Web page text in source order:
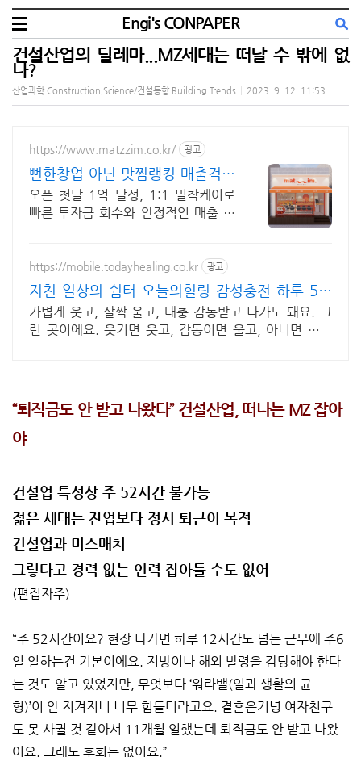
Engi's CONPAPER
건설산업의 딜레마...MZ세대는 떠날 수 밖에 없
나?
산업과학 Construction,Science/건설동향 Building Trends 2023. 9. 12. 11:53
https://www.matzzim.co.kr/ 광고
뻔한창업 아닌 맛찜랭킹 매출걱정
NO고수익 소자본창업
오픈 첫달 1억 달성, 1:1 밀착케어로
빠른 투자금 회수와 안정적인 매출 상
https://mobile.todayhealing.co.kr 광고
지친 일상의 쉼터 오늘의힐링 감성충전 하루 5분
힐링타임
가볍게 웃고, 살짝 울고, 대충 감동받고 나가도 돼요. 그
런 곳이에요. 웃기면 웃고, 감동이면 울고, 아니면 그냥
“퇴직금도 안 받고 나왔다” 건설산업, 떠나는 MZ 잡아
야
건설업 특성상 주 52시간 불가능
젊은 세대는 잔업보다 정시 퇴근이 목적
건설업과 미스매치
그렇다고 경력 없는 인력 잡아둘 수도 없어
(편집자주)
“주 52시간이요? 현장 나가면 하루 12시간도 넘는 근무에 주6
일 일하는건 기본이에요. 지방이나 해외 발령을 감당해야 한다
는 것도 알고 있었지만, 무엇보다 ‘워라밸(일과 생활의 균
형)’이 안 지켜지니 너무 힘들더라고요. 결혼은커녕 여자친구
도 못 사귈 것 같아서 11개월 일했는데 퇴직금도 안 받고 나왔
어요. 그래도 후회는 없어요.”